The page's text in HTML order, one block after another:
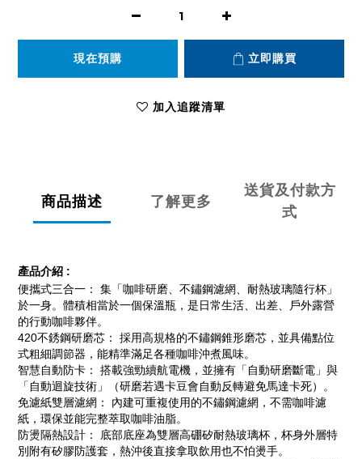
現在預購 立即購買
加入追蹤清單
商品描述 了解更多
送貨及付款方
式
產品介紹 :
便攜式三合一： 集「咖啡研磨、不鏽鋼濾網、耐熱玻璃隨行杯」
於一身。體積相當於一個保溫瓶，是日常生活、出差、戶外露營
的行動咖啡夥伴。
420不銹鋼研磨芯： 採用高規格的不鏽鋼錐形磨芯，並具備點位
式粗細調節器，能精準滿足各種咖啡沖煮風味。
智慧自動防卡： 搭載強勁續航電機，並擁有「自動研磨斷電」與
「自動迴旋技術」（研磨若遇卡豆會自動反轉避免馬達卡死）。
免濾紙雙層濾網： 內建可重複使用的不鏽鋼濾網，不需咖啡濾
紙，環保並能完整萃取咖啡油脂。
防燙隔熱設計： 底部底座為雙層高硼矽耐熱玻璃杯，杯身外層特
別附有矽膠防護套，熱沖後直接拿取飲用也不怕燙手。